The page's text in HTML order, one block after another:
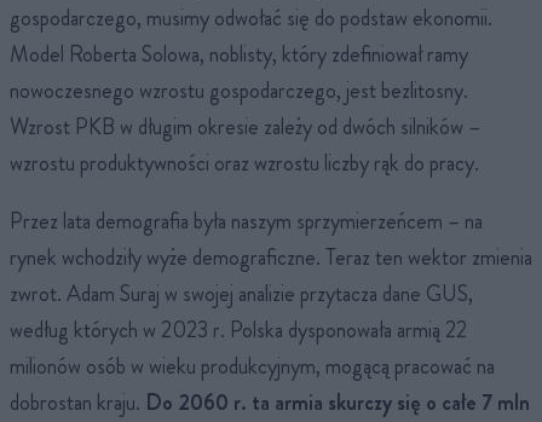
gospodarczego, musimy odwołać się do podstaw ekonomii.
Model Roberta Solowa, noblisty, który zdefiniował ramy
nowoczesnego wzrostu gospodarczego, jest bezlitosny.
Wzrost PKB w długim okresie zależy od dwóch silników –
wzrostu produktywności oraz wzrostu liczby rąk do pracy.
Przez lata demografia była naszym sprzymierzeńcem – na
rynek wchodziły wyże demograficzne. Teraz ten wektor zmienia
zwrot. Adam Suraj w swojej analizie przytacza dane GUS,
według których w 2023 r. Polska dysponowała armią 22
milionów osób w wieku produkcyjnym, mogącą pracować na
dobrostan kraju. Do 2060 r. ta armia skurczy się o całe 7 mln